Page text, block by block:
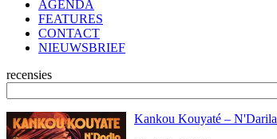
AGENDA
FEATURES
CONTACT
NIEUWSBRIEF
recensies
Kankou Kouyaté – N'Darila